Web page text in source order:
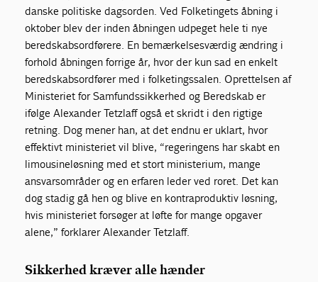
danske politiske dagsorden. Ved Folketingets åbning i
oktober blev der inden åbningen udpeget hele ti nye
beredskabsordførere. En bemærkelsesværdig ændring i
forhold åbningen forrige år, hvor der kun sad en enkelt
beredskabsordfører med i folketingssalen. Oprettelsen af
Ministeriet for Samfundssikkerhed og Beredskab er
ifølge Alexander Tetzlaff også et skridt i den rigtige
retning. Dog mener han, at det endnu er uklart, hvor
effektivt ministeriet vil blive, “regeringens har skabt en
limousineløsning med et stort ministerium, mange
ansvarsområder og en erfaren leder ved roret. Det kan
dog stadig gå hen og blive en kontraproduktiv løsning,
hvis ministeriet forsøger at løfte for mange opgaver
alene,” forklarer Alexander Tetzlaff.
Sikkerhed kræver alle hænder